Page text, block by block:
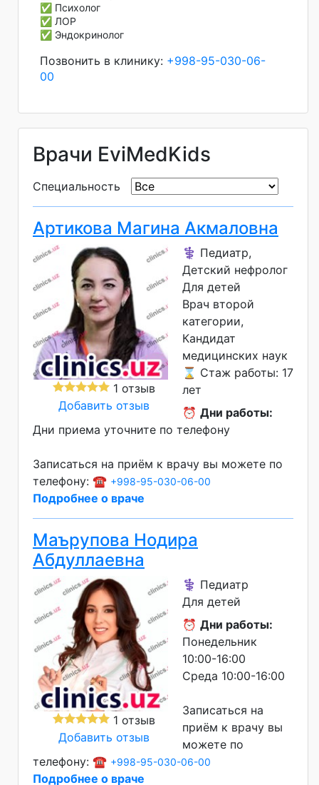
✅ Психолог
✅ ЛОР
✅ Эндокринолог
Позвонить в клинику: +998-95-030-06-
00
Врачи EviMedKids
Специальность
Артикова Магина Акмаловна
1 отзыв
Добавить отзыв
⚕️ Педиатр,
Детский нефролог
Для детей
Врач второй
категории
Кандидат
медицинских наук
⌛ Стаж работы: 17
лет
⏰ Дни работы:
Дни приема уточните по телефону
Записаться на приём к врачу вы можете по
телефону: ☎️ +998-95-030-06-00
Подробнее о враче
Маърупова Нодира
Абдуллаевна
1 отзыв
Добавить отзыв
⚕️ Педиатр
Для детей
⏰ Дни работы:
Понедельник
10:00-16:00
Среда 10:00-16:00
Записаться на
приём к врачу вы
можете по
телефону: ☎️ +998-95-030-06-00
Подробнее о враче